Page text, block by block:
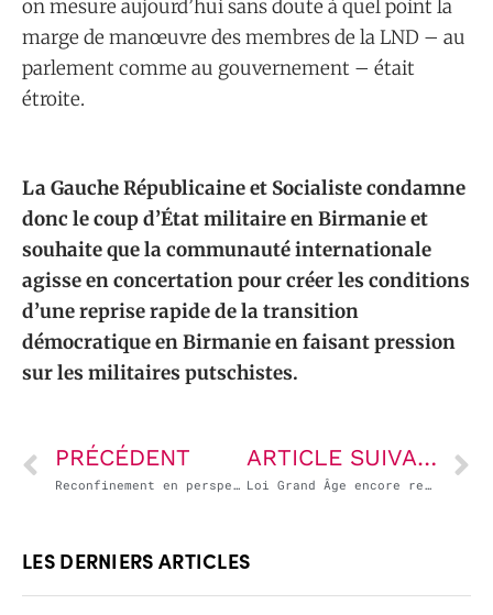
on mesure aujourd’hui sans doute à quel point la
marge de manœuvre des membres de la LND – au
parlement comme au gouvernement – était
étroite.
La Gauche Républicaine et Socialiste condamne
donc le coup d’État militaire en Birmanie et
souhaite que la communauté internationale
agisse en concertation pour créer les conditions
d’une reprise rapide de la transition
démocratique en Birmanie en faisant pression
sur les militaires putschistes.
PRÉCÉDENT
Reconfinement en perspective : inefficacité du gouvernement dans la stratégie sanitaire.
ARTICLE SUIVANT
Loi Grand Âge encore reportée : Macron et Bourguignon doivent revoir leurs priorités
LES DERNIERS ARTICLES